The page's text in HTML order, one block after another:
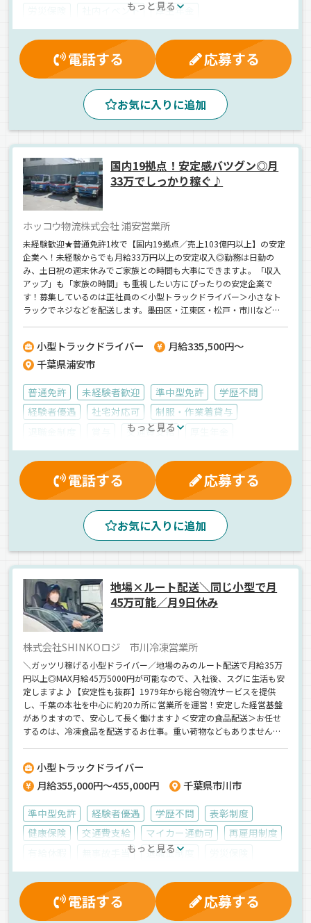
社内イベント
厚生年金
制服・作業着貸与
表彰制度 交通費支給
雇用保険
健康保険 決算賞与
マイカー通勤可
大型連休 有給休暇
無事故手当
夕方 早朝 夜
ドライブレコーダー
パワーゲート
AT可 バックアイモニター装備
建設機械
平ボディ車 正社員
もっと見る
電話する 応募する
お気に入りに追加
国内19拠点！安定感バツグン◎月
33万でしっかり稼ぐ♪
ホッコウ物流株式会社 浦安営業所
未経験歓迎★普通免許1枚で【国内19拠点／売上103億円以上】の安定
企業へ！未経験からでも月給33万円以上の安定収入◎勤務は日勤の
み、土日祝の週末休みでご家族との時間も大事にできますよ。「収入
アップ」も「家族の時間」も重視したい方にぴったりの安定企業で
す！募集しているのは正社員の＜小型トラックドライバー＞小さなト
ラックでネジなどを配送します。墨田区・江東区・松戸・市川など近
小型トラックドライバー
月給335,500円～
千葉県浦安市
普通免許 未経験者歓迎 準中型免許
学歴不問
経験者優遇
社宅対応可
制服・作業着貸与
交通費支給
健康保険
残業手当 家族手当
休日出勤割増金
雇用保険
表彰制度 大型連休
昇給
能率評価
資格取得制度 労災保険
マイカー通勤可
夕方 地場 新車
ドライブレコーダー
バックアイモニター装備
ETC搭載
雑貨
平ボディ車
正社員
もっと見る
電話する 応募する
お気に入りに追加
地場×ルート配送＼同じ小型で月
45万可能／月9日休み
株式会社SHINKOロジ 市川冷凍営業所
＼ガッツリ稼げる小型ドライバー／地場のみのルート配送で月給35万
円以上◎MAX月給45万5000円が可能なので、入社後、スグに生活も安
定しますよ♪【安定性も抜群】1979年から総合物流サービスを提供
し、千葉の本社を中心に約20カ所に営業所を運営！安定した経営基盤
がありますので、安心して長く働けます♪＜安定の食品配送＞お任せ
するのは、冷凍食品を配送するお仕事。重い荷物などもありませんの
小型トラックドライバー
月給355,000円～455,000円
千葉県市川市
準中型免許 経験者優遇 学歴不問
表彰制度
健康保険
交通費支給 マイカー通勤可
再雇用制度
無事故手当 退職金制度
大型連休
業務手当 昇給 厚生年金
雇用保険
財形貯蓄制度
入社祝金
資格取得制度
制服・作業着貸与
夕方 朝 真夜中 昼
早朝
もっと見る
電話する 応募する